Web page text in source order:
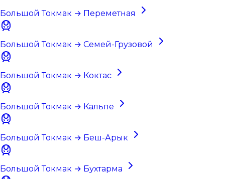
Большой Токмак → Переметная
Большой Токмак → Семей-Грузовой
Большой Токмак → Коктас
Большой Токмак → Кальпе
Большой Токмак → Беш-Арык
Большой Токмак → Бухтарма